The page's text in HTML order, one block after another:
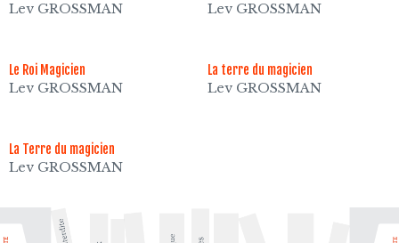
Lev GROSSMAN Lev GROSSMAN
Le Roi Magicien
Lev GROSSMAN
La terre du magicien
Lev GROSSMAN
La Terre du magicien
Lev GROSSMAN